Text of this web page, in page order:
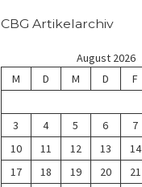
CBG Artikelarchiv
August 2026
M
D M D F
3
4 5 6 7
10
11 12 13 14
17
18 19 20 21